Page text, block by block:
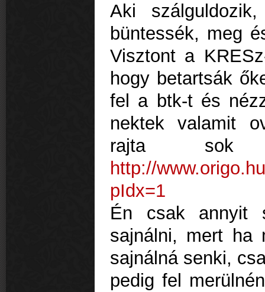
Aki
büntessék, meg
Visztont a
hogy betartsák
fel a btk-t és
nektek valamit
rajta sok
http://
pIdx=1
Én csak annyit
sajnálni, mert
sajnálná senki,
pedig fel